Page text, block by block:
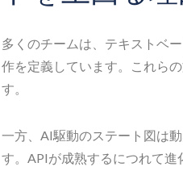
多くのチームは、テキストベ
作を定義しています。これら
す。
一方、AI駆動のステート図は
す。APIが成熟するにつれて進